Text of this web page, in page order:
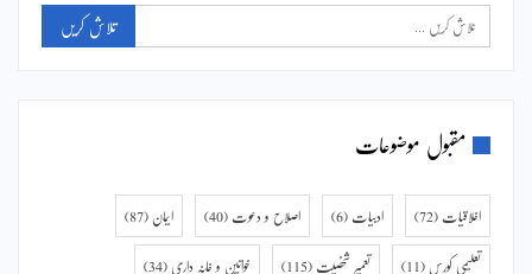
مقبول موضوعات
اخلاقیات (72) ادبیات (6) اصلاح و دعوت (40) ایمان (87)
تعلیمی کورس (11) تعمیر شخصیت (115) خواتین و خانہ داری (34)